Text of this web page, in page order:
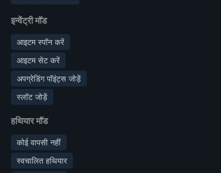
इन्वेंट्री मॉड
आइटम स्पॉन करें
आइटम सेट करें
अपग्रेडिंग पॉइंट्स जोड़ें
स्लॉट जोड़ें
हथियार मॉड
कोई वापसी नहीं
स्वचालित हथियार